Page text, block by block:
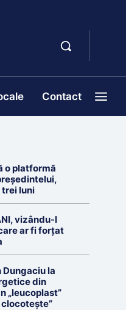
Contact
o platformă
luni
vizându-l
ar fi forțat
Dungaciu la
din
„leucoplast”
clocotește”